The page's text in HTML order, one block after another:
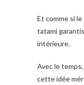
Et comme si
tatami
intérieure.
Avec le temps,
cette idée